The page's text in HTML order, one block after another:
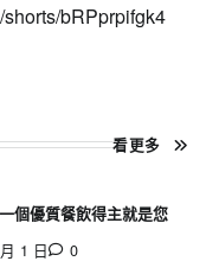
bRPprpifgk4
看更多
個優質餐飲得主就是您
1 日 0